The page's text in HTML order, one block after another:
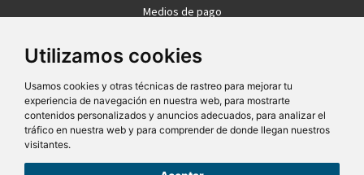
Utilizamos cookies
Usamos cookies y otras técnicas de rastreo para mejorar tu
experiencia de navegación en nuestra web, para mostrarte
contenidos personalizados y anuncios adecuados, para analizar el
tráfico en nuestra web y para comprender de donde llegan nuestros
visitantes.
Medios de pago
Quiénes Somos
sobre cookies|Ayudas